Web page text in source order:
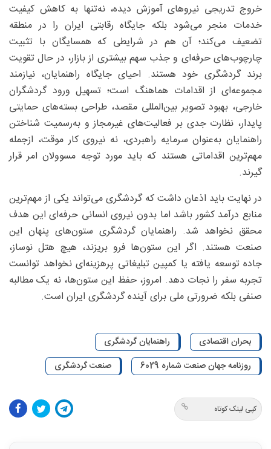
خروج تدریجی نیروهای آموزش‌ دیده، نه‌تنها به کاهش کیفیت
خدمات منجر می‌شود بلکه جایگاه رقابتی ایران را در منطقه
تضعیف می‌کند؛ آن هم در شرایطی که همسایگان با تثبیت
چارچوب‌های حرفه‌ای و جذب سهم بیشتری از بازار، در حال تقویت
برند گردشگری خود هستند. احیای جایگاه راهنمایان، نیازمند
مجموعه‌ای از اقدامات هماهنگ است؛ تسهیل ورود گردشگران
خارجی، بهبود تصویر بین‌المللی مقصد، طراحی بسته‌های حمایتی
پایدار، نظارت جدی بر فعالیت‌های غیرمجاز و به‌رسمیت شناختن
راهنمایان به‌عنوان سرمایه راهبردی، نه نیروی کار موقت، ازجمله
مهم‌ترین اقداماتی هستند که باید مورد توجه مسوولان امر قرار
گیرند.
در نهایت باید اذعان داشت که گردشگری می‌تواند یکی از مهم‌ترین
منابع درآمد کشور باشد اما بدون نیروی انسانی حرفه‌ای این هدف
محقق نخواهد شد. راهنمایان گردشگری ستون‌های پنهان این
صنعت هستند. اگر این ستون‌ها فرو بریزند، هیچ هتل نوساز،
جاده توسعه‌ یافته یا کمپین تبلیغاتی پرهزینه‌ای نخواهد توانست
تجربه سفر را نجات دهد. امروز، حفظ این ستون‌ها، نه یک مطالبه
صنفی بلکه ضرورتی ملی برای آینده گردشگری ایران است.
بحران اقتصادی
راهنمایان گردشگری
روزنامه جهان صنعت شماره 6029
صنعت گردشگری
کپی لینک کوتاه